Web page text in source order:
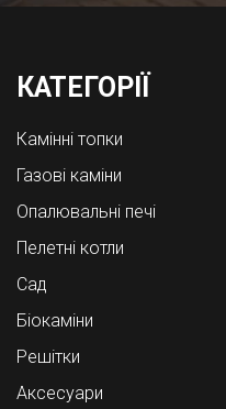
КАТЕГОРІЇ
Камінні топки
Газові каміни
Опалювальні печі
Пелетні котли
Cад
Біокаміни
Решітки
Аксесуари